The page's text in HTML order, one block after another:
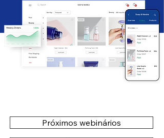
Próximos webinários